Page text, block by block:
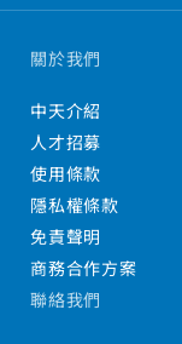
關於我們
中天介紹
人才招募
使用條款
隱私權條款
免責聲明
商務合作方案
聯絡我們